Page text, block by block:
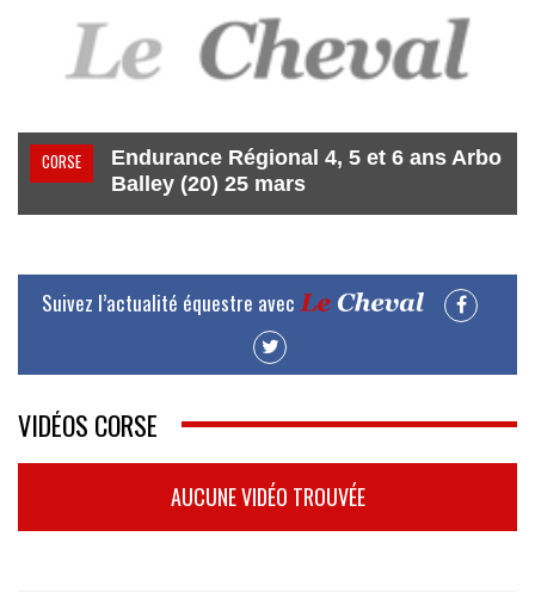
CORSE
Endurance Régional 4, 5 et 6 ans Arbo
Balley (20) 25 mars
Suivez l’actualité équestre avec
VIDÉOS CORSE
AUCUNE VIDÉO TROUVÉE